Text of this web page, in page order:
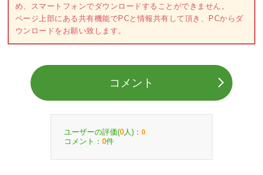
め、スマートフォンでダウンロードすることができません。
ページ上部にある共有機能でPCと情報共有して頂き、PCからダ
ウンロードをお願い致します。
コメント
ユーザーの評価(0 人)： 0
コメント： 0件